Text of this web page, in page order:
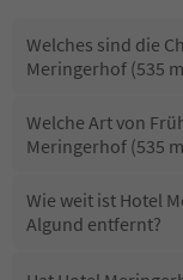
Welches sind die
Meringerhof (535
Welche Art von
Meringerhof (535
Wie weit ist Hotel
Algund entfernt?